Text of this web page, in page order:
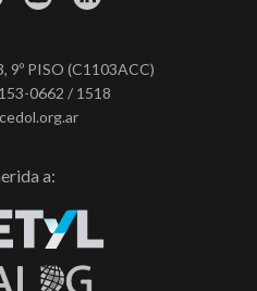
9º PISO (C1103ACC)
0662 / 1518
a: